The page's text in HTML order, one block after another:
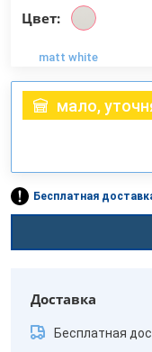
Цвет:
matt white
мало,
Бесплатная
Доставка
Бесплатная